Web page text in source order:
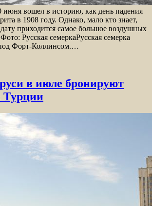
июня вошел в историю, как день падения
в 1908 году. Однако, мало кто знает,
приходится самое большое воздушных
Русская семеркаРусская семерка
Форт-Коллинсом.…
в июле бронируют
Турции